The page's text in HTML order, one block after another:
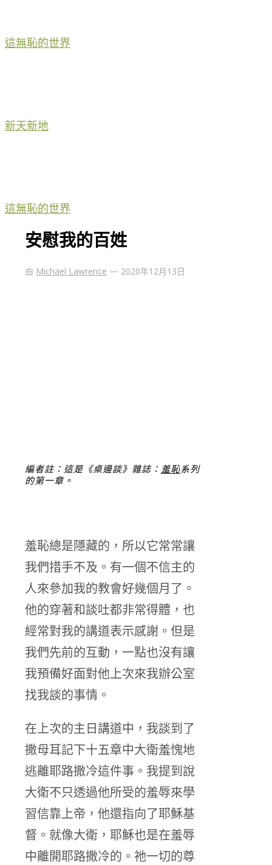
這無恥的世界
新天新地
這無恥的世界
安慰我的百姓
由 Michael Lawrence — 2020年12月13日
編者註：這是《桌邊談》雜誌： 羞恥系列
的第一章。
羞恥總是隱藏的，所以它常常讓
我們措手不及。有一個不信主的
人來參加我的教會好幾個月了。
他的穿著和談吐都非常得體，也
經常對我的講道表示感謝。但是
我們先前的互動，一點也沒有讓
我預備好面對他上次來我辦公室
找我談的事情。
在上次的主日講道中，我談到了
撒母耳記下十五章中大衛羞愧地
逃離耶路撒冷這件事。我提到說
大衛不只透過他所受的羞辱來學
習信靠上帝，他還指向了耶穌基
督。就像大衛，耶穌也是在羞辱
中離開耶路撒冷的。祂一切的尊